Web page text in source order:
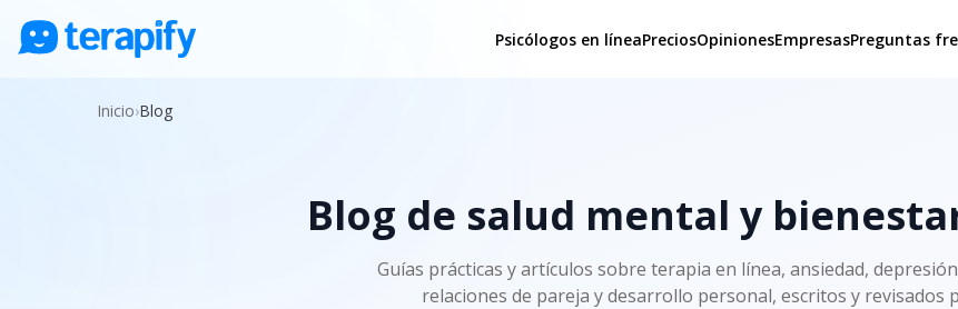
Psicólogos en líneaPreciosOpinionesEmpresasPreguntas
Inicio›Blog
Blog de salud mental y
Guías prácticas y artículos sobre terapia en línea, ansiedad,
relaciones de pareja y desarrollo personal, escritos y revisados